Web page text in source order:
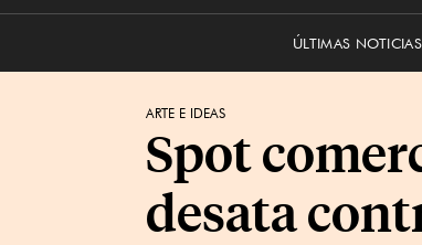
ÚLTIMAS NOTICIAS
ARTE E IDEAS
Spot
desata